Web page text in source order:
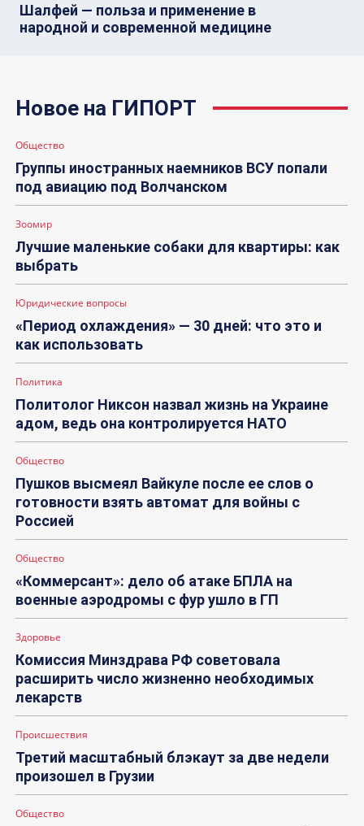
Шалфей — польза и применение в
народной и современной медицине
Новое на ГИПОРТ
Общество
Группы иностранных наемников ВСУ попали
под авиацию под Волчанском
Зоомир
Лучшие маленькие собаки для квартиры: как
выбрать
Юридические вопросы
«Период охлаждения» — 30 дней: что это и
как использовать
Политика
Политолог Никсон назвал жизнь на Украине
адом, ведь она контролируется НАТО
Общество
Пушков высмеял Вайкуле после ее слов о
готовности взять автомат для войны с
Россией
Общество
«Коммерсант»: дело об атаке БПЛА на
военные аэродромы с фур ушло в ГП
Здоровье
Комиссия Минздрава РФ советовала
расширить число жизненно необходимых
лекарств
Происшествия
Третий масштабный блэкаут за две недели
произошел в Грузии
Общество